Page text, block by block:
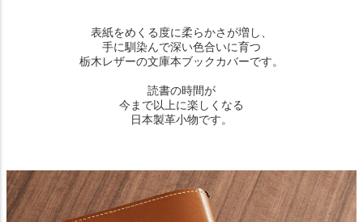
表紙をめくる度に柔らかさが増し、
手に馴染んで深い色合いに育つ
栃木レザーの文庫本ブックカバーです。
読書の時間が
今まで以上に楽しくなる
日本製革小物です。